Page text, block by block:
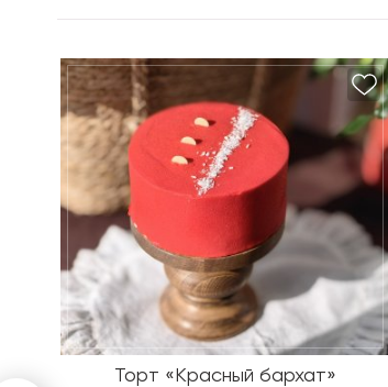
Торт «Красный бархат»